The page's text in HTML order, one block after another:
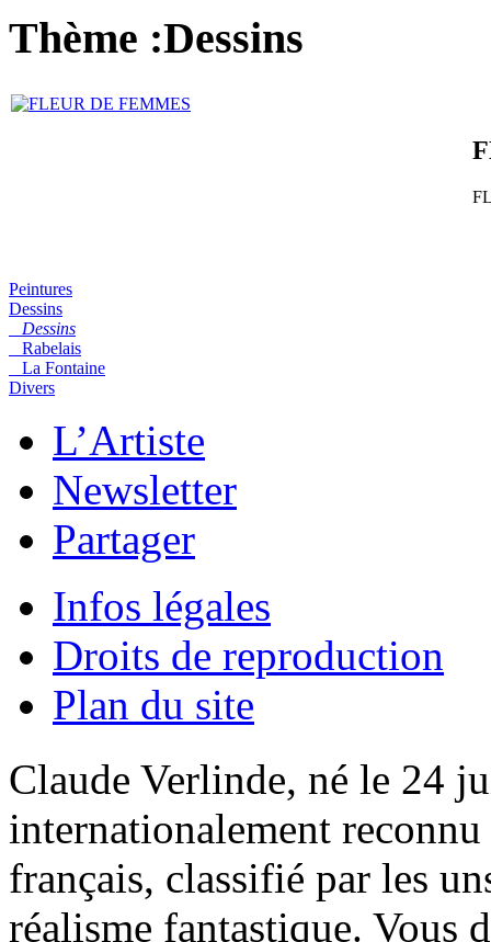
Thème :Dessins
Peintures
Dessins
Dessins
Rabelais
La Fontaine
Divers
L’Artiste
Newsletter
Partager
Infos légales
Droits de reproduction
Plan du site
Claude Verlinde, né le 24
internationalement
français, classifié par les
réalisme fantastique. Vous